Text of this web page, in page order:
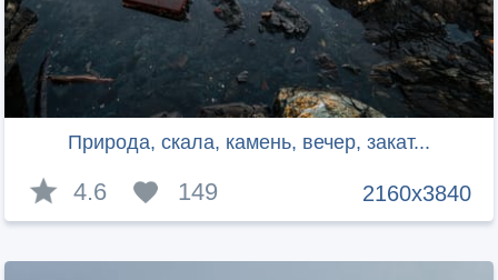
Природа, скала, камень, вечер, закат...
2160x3840
4.6 149